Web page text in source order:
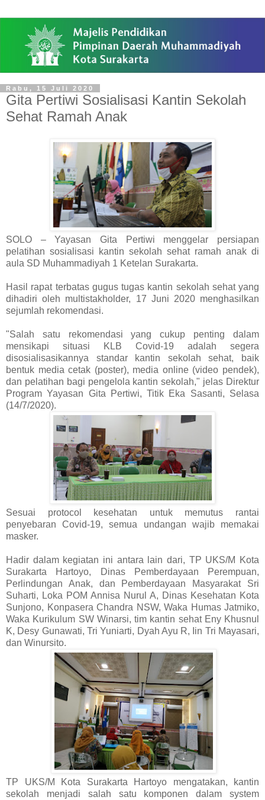
Rabu, 15 Juli 2020
Gita Pertiwi Sosialisasi Kantin Sekolah
Sehat Ramah Anak
SOLO – Yayasan Gita Pertiwi menggelar persiapan
pelatihan sosialisasi kantin sekolah sehat ramah anak di
aula SD Muhammadiyah 1 Ketelan Surakarta.
Hasil rapat terbatas gugus tugas kantin sekolah sehat yang
dihadiri oleh multistakholder, 17 Juni 2020 menghasilkan
sejumlah rekomendasi.
"Salah satu rekomendasi yang cukup penting dalam
mensikapi situasi KLB Covid-19 adalah segera
disosialisasikannya standar kantin sekolah sehat, baik
bentuk media cetak (poster), media online (video pendek),
dan pelatihan bagi pengelola kantin sekolah," jelas Direktur
Program Yayasan Gita Pertiwi, Titik Eka Sasanti, Selasa
(14/7/2020).
Sesuai protocol kesehatan untuk memutus rantai
penyebaran Covid-19, semua undangan wajib memakai
masker.
Hadir dalam kegiatan ini antara lain dari, TP UKS/M Kota
Surakarta Hartoyo, Dinas Pemberdayaan Perempuan,
Perlindungan Anak, dan Pemberdayaan Masyarakat Sri
Suharti, Loka POM Annisa Nurul A, Dinas Kesehatan Kota
Sunjono, Konpasera Chandra NSW, Waka Humas Jatmiko,
Waka Kurikulum SW Winarsi, tim kantin sehat Eny Khusnul
K, Desy Gunawati, Tri Yuniarti, Dyah Ayu R, Iin Tri Mayasari,
dan Winursito.
TP UKS/M Kota Surakarta Hartoyo mengatakan, kantin
sekolah menjadi salah satu komponen dalam system